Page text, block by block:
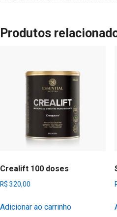
Produtos
Crealift 100 doses
R$ 320,00
Adicionar ao carrinho